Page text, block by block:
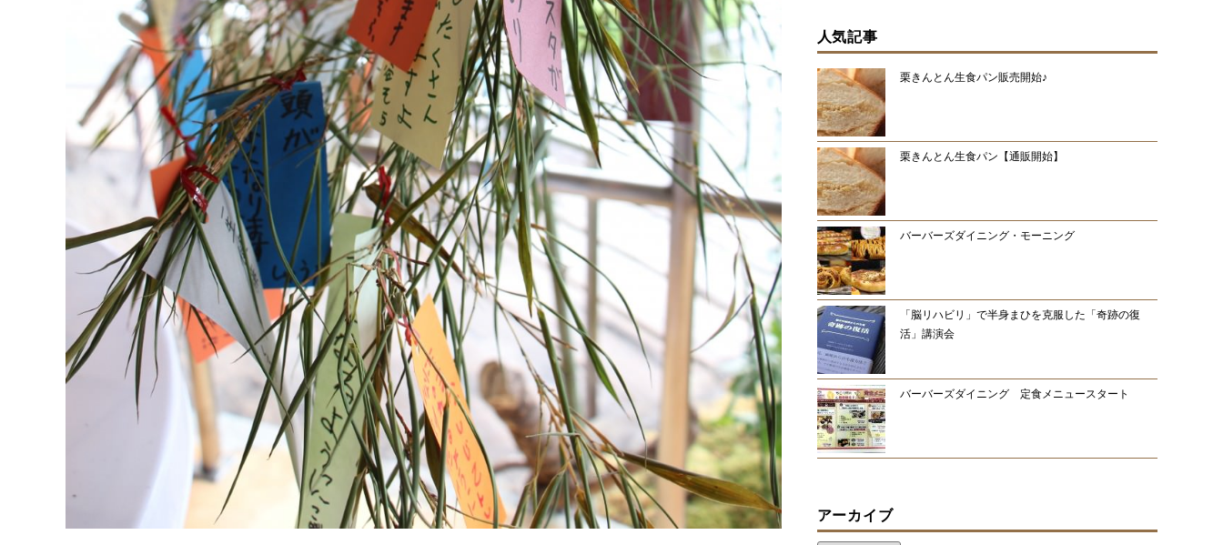
人気記事
栗きんとん生食パン販売開始♪
栗きんとん生食パン【通販開始】
バーバーズダイニング・モーニング
「脳リハビリ」で半身まひを克服した「奇跡の復
活」講演会
バーバーズダイニング 定食メニュースタート
アーカイブ